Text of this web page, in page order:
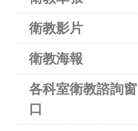
衛教影片
衛教海報
各科室衛教諮詢窗
口